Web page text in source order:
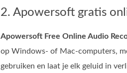
2. Apowersoft gratis
Apowersoft Free Online Audio
op Windows‑ of Mac‑computers,
gebruiken en laat je elk geluid in